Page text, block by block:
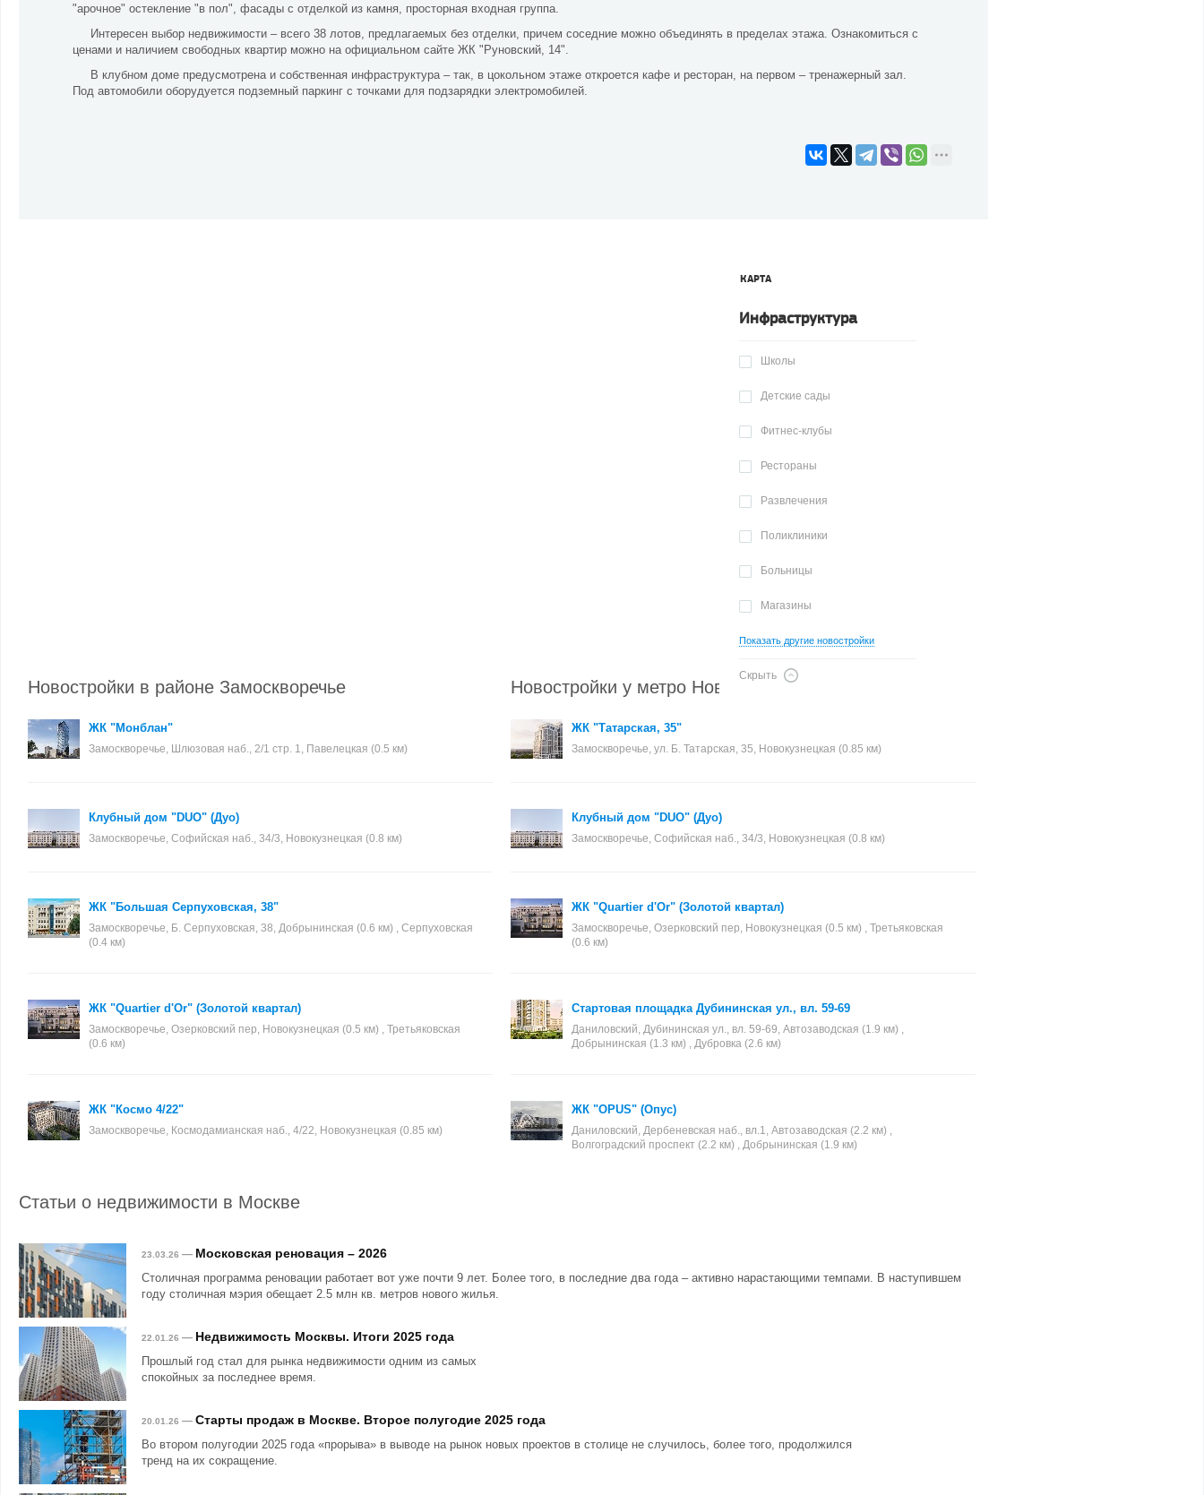
"арочное" остекление "в пол", фасады с отделкой из камня, просторная входная группа.
Интересен выбор недвижимости – всего 38 лотов, предлагаемых без отделки, причем соседние можно объединять в пределах этажа. Ознакомиться с
ценами и наличием свободных квартир можно на официальном сайте ЖК "Руновский, 14".
В клубном доме предусмотрена и собственная инфраструктура – так, в цокольном этаже откроется кафе и ресторан, на первом – тренажерный зал.
Под автомобили оборудуется подземный паркинг с точками для подзарядки электромобилей.
КАРТА
Инфраструктура
Школы
Детские сады
Фитнес-клубы
Рестораны
Развлечения
Поликлиники
Больницы
Магазины
Показать другие новостройки
Скрыть
Новостройки в районе Замоскворечье
ЖК "Монблан"
Замоскворечье, Шлюзовая наб., 2/1 стр. 1, Павелецкая (0.5 км)
Клубный дом "DUO" (Дуо)
Замоскворечье, Софийская наб., 34/3, Новокузнецкая (0.8 км)
ЖК "Большая Серпуховская, 38"
Замоскворечье, Б. Серпуховская, 38, Добрынинская (0.6 км) , Серпуховская
(0.4 км)
ЖК "Quartier d'Or" (Золотой квартал)
Замоскворечье, Озерковский пер, Новокузнецкая (0.5 км) , Третьяковская
(0.6 км)
ЖК "Космо 4/22"
Замоскворечье, Космодамианская наб., 4/22, Новокузнецкая (0.85 км)
Новостройки у метро Новокузнецкая
ЖК "Татарская, 35"
Замоскворечье, ул. Б. Татарская, 35, Новокузнецкая (0.85 км)
Клубный дом "DUO" (Дуо)
Замоскворечье, Софийская наб., 34/3, Новокузнецкая (0.8 км)
ЖК "Quartier d'Or" (Золотой квартал)
Замоскворечье, Озерковский пер, Новокузнецкая (0.5 км) , Третьяковская
(0.6 км)
Стартовая площадка Дубининская ул., вл. 59-69
Даниловский, Дубининская ул., вл. 59-69, Автозаводская (1.9 км) ,
Добрынинская (1.3 км) , Дубровка (2.6 км)
ЖК "OPUS" (Опус)
Даниловский, Дербеневская наб., вл.1, Автозаводская (2.2 км) ,
Волгоградский проспект (2.2 км) , Добрынинская (1.9 км)
Статьи о недвижимости в Москве
23.03.26 — Московская реновация – 2026
Столичная программа реновации работает вот уже почти 9 лет. Более того, в последние два года – активно нарастающими темпами. В наступившем
году столичная мэрия обещает 2.5 млн кв. метров нового жилья.
22.01.26 — Недвижимость Москвы. Итоги 2025 года
Прошлый год стал для рынка недвижимости одним из самых
спокойных за последнее время.
20.01.26 — Старты продаж в Москве. Второе полугодие 2025 года
Во втором полугодии 2025 года «прорыва» в выводе на рынок новых проектов в столице не случилось, более того, продолжился
тренд на их сокращение.